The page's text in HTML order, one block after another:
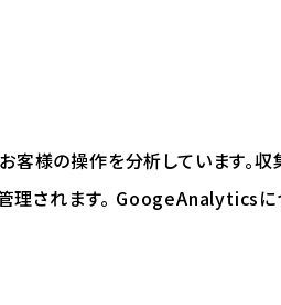
様の操作を分析しています。
されます。 GoogeAnalytics